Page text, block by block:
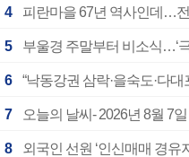
4 피란마을 67년 역사인데…
5 부울경 주말부터 비소식…‘
6 “낙동강권 삼락·을숙도·다
7 오늘의 날씨- 2026년 8월 7일
8 외국인 선원 ‘인신매매 경